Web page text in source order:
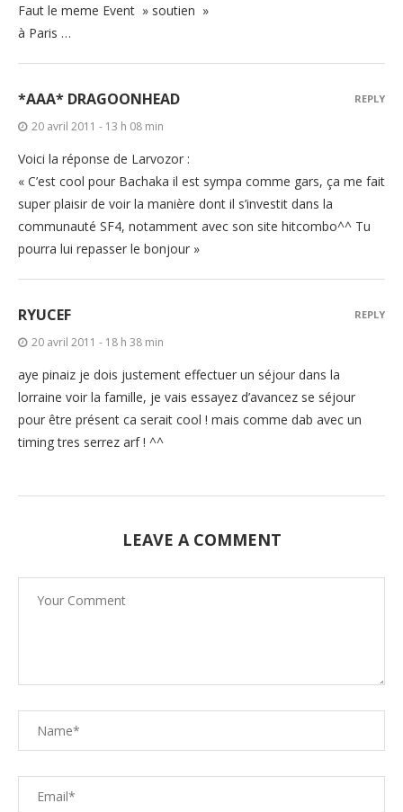
Faut le meme Event » soutien »
à Paris …
*AAA* DRAGOONHEAD
20 avril 2011 - 13 h 08 min
Voici la réponse de Larvozor :
« C’est cool pour Bachaka il est sympa comme gars, ça me fait
super plaisir de voir la manière dont il s’investit dans la
communauté SF4, notamment avec son site hitcombo^^ Tu
pourra lui repasser le bonjour »
REPLY
RYUCEF
20 avril 2011 - 18 h 38 min
aye pinaiz je dois justement effectuer un séjour dans la
lorraine voir la famille, je vais essayez d’avancez se séjour
pour être présent ca serait cool ! mais comme dab avec un
timing tres serrez arf ! ^^
REPLY
LEAVE A COMMENT